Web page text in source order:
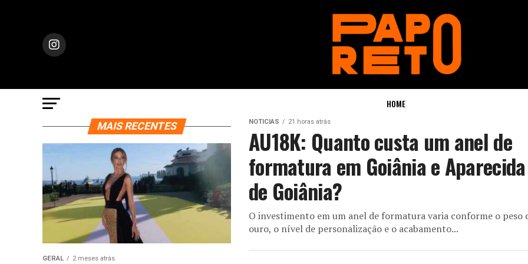
HOME
NOTICIAS 21 horas atrás
AU18K: Quanto custa um anel de
formatura em Goiânia e Aparecida
de Goiânia?
O investimento em um anel de formatura varia conforme o peso
ouro, o nível de personalização e o acabamento...
MAIS RECENTES
GERAL 2 meses atrás